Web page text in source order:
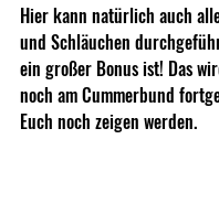
Hier kann natürlich auch
und Schläuchen
ein großer Bonus ist! Das
noch am Cummerbund
Euch noch zeigen werden.